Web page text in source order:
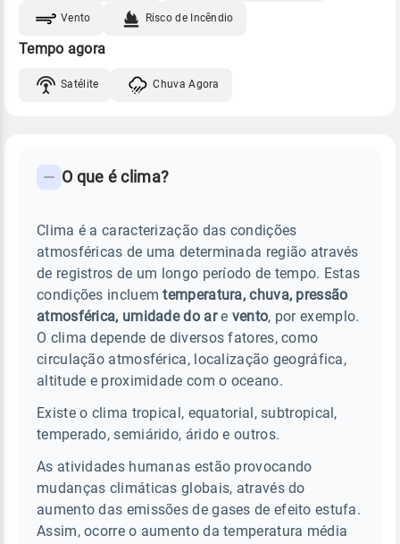
Vento Risco de Incêndio
Tempo agora
Satélite Chuva Agora
O que é clima?
Clima é a caracterização das condições
atmosféricas de uma determinada região através
de registros de um longo período de tempo. Estas
condições incluemtemperatura, chuva, pressão
atmosférica, umidade do are vento, por exemplo.
O clima depende de diversos fatores, como
circulação atmosférica, localização geográfica,
altitude e proximidade com o oceano.
Existe o clima tropical, equatorial, subtropical,
temperado, semiárido, árido e outros.
As atividades humanas estão provocando
mudanças climáticas globais, através do
aumento das emissões de gases de efeito estufa.
Assim, ocorre o aumento da temperatura média